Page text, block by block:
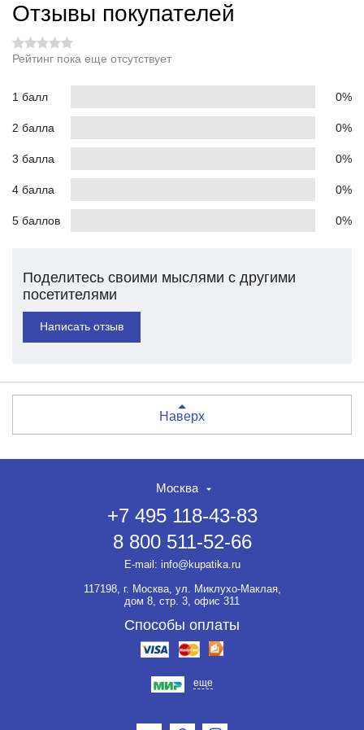
Отзывы покупателей
Рейтинг пока еще отсутствует
1 балл 0%
2 балла 0%
3 балла 0%
4 балла 0%
5 баллов 0%
Поделитесь своими мыслями с другими
посетителями
Написать отзыв
Наверх
Москва
+7 495 118-43-83
8 800 511-52-66
E-mail: info@kupatika.ru
117198, г. Москва, ул. Миклухо-Маклая,
дом 8, стр. 3, офис 311
Способы оплаты
еще